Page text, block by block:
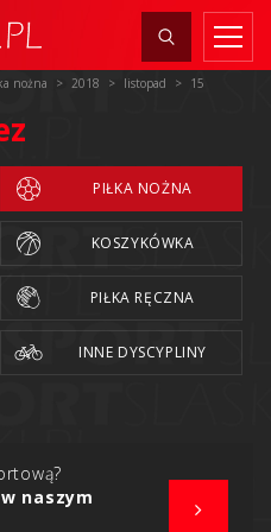
nożna 2018 listopad 15
PIŁKA NOŻNA
KOSZYKÓWKA
PIŁKA RĘCZNA
INNE DYSCYPLINY
naszym